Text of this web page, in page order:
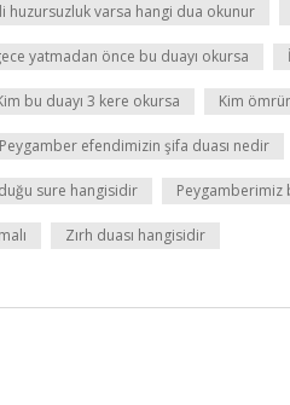
huzursuzluk varsa hangi dua okunur
yatmadan önce bu duayı okursa
bu duayı 3 kere okursa Kim
Peygamber efendimizin şifa duası nedir
sure hangisidir Peygamberimiz
Zırh duası hangisidir